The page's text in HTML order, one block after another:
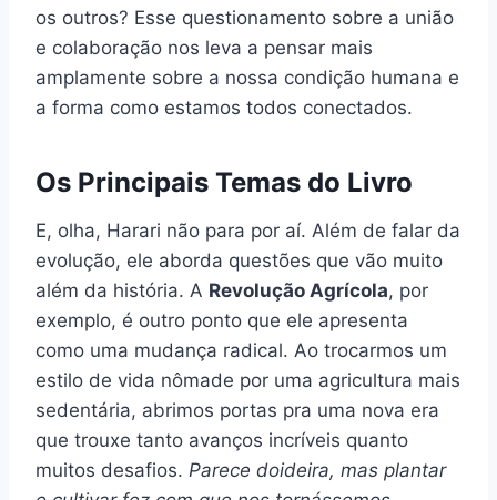
os outros? Esse questionamento sobre a união
e colaboração nos leva a pensar mais
amplamente sobre a nossa condição humana e
a forma como estamos todos conectados.
Os Principais Temas do Livro
E, olha, Harari não para por aí. Além de falar da
evolução, ele aborda questões que vão muito
além da história. A Revolução Agrícola, por
exemplo, é outro ponto que ele apresenta
como uma mudança radical. Ao trocarmos um
estilo de vida nômade por uma agricultura mais
sedentária, abrimos portas pra uma nova era
que trouxe tanto avanços incríveis quanto
muitos desafios. Parece doideira, mas plantar